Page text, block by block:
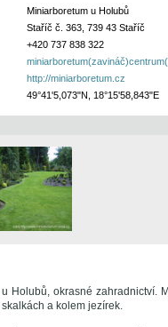
Miniarboretum u Holubů
Staříč č. 363, 739 43 Staříč
+420 737 838 322
http://miniarboretum.cz
49°41'5,073"N, 18°15'58,843"E
u Holubů, okrasné zahradnictví.
a kolem jezírek.